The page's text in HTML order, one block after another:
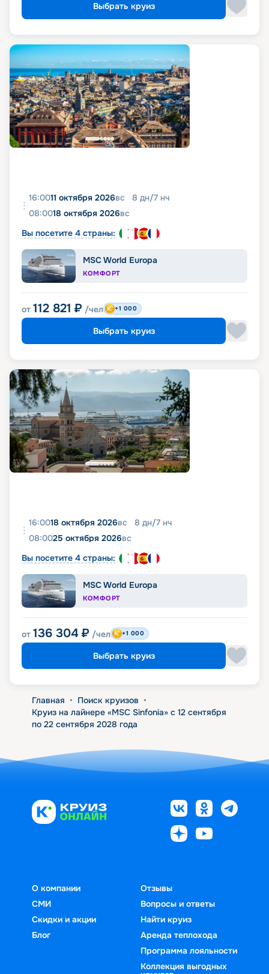
Выбрать круиз
16:0011 октября 2026вс 8 дн/7 нч
08:0018 октября 2026вс
Вы посетите 4 страны:
MSC World Europa
КОМФОРТ
от 112 821 ₽ /чел +1 000
Выбрать круиз
16:0018 октября 2026вс 8 дн/7 нч
08:0025 октября 2026вс
Вы посетите 4 страны:
MSC World Europa
КОМФОРТ
от 136 304 ₽ /чел +1 000
Выбрать круиз
Главная • Поиск круизов •
Круиз на лайнере «MSC Sinfonia» с 12 сентября
по 22 сентября 2028 года
О компании
СМИ
Скидки и акции
Блог
Отзывы
Вопросы и ответы
Найти круиз
Аренда теплохода
Программа лояльности
Коллекция выгодных